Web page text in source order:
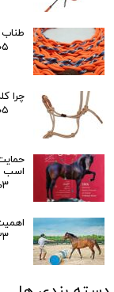
طناب
۰۵
چرا کله
۰۵
اسب
۰۳
۲۳